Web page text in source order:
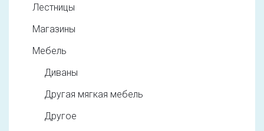
Лестницы
Магазины
Мебель
Диваны
Другая мягкая мебель
Другое